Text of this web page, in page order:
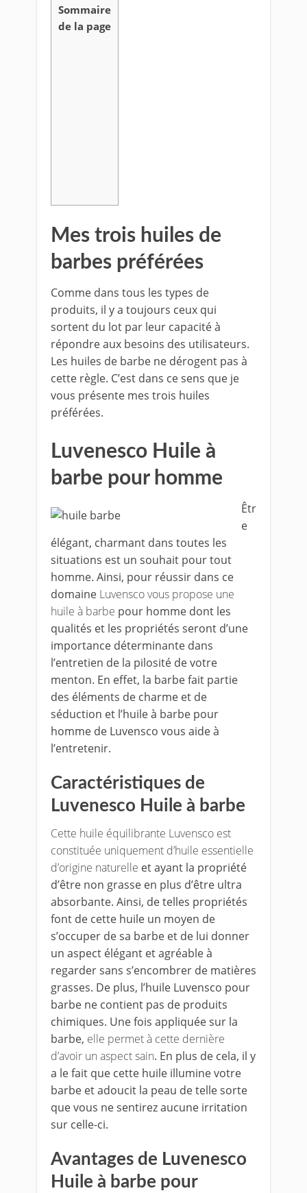
Sommaire
de la page
Mes trois huiles de
barbes préférées
Comme dans tous les types de
produits, il y a toujours ceux qui
sortent du lot par leur capacité à
répondre aux besoins des utilisateurs.
Les huiles de barbe ne dérogent pas à
cette règle. C’est dans ce sens que je
vous présente mes trois huiles
préférées.
Luvenesco Huile à
barbe pour homme
Êtr
e
élégant, charmant dans toutes les
situations est un souhait pour tout
homme. Ainsi, pour réussir dans ce
domaine Luvensco vous propose une
huile à barbe pour homme dont les
qualités et les propriétés seront d’une
importance déterminante dans
l’entretien de la pilosité de votre
menton. En effet, la barbe fait partie
des éléments de charme et de
séduction et l’huile à barbe pour
homme de Luvensco vous aide à
l’entretenir.
Caractéristiques de
Luvenesco Huile à barbe
Cette huile équilibrante Luvensco est
constituée uniquement d’huile essentielle
d’origine naturelle et ayant la propriété
d’être non grasse en plus d’être ultra
absorbante. Ainsi, de telles propriétés
font de cette huile un moyen de
s’occuper de sa barbe et de lui donner
un aspect élégant et agréable à
regarder sans s’encombrer de matières
grasses. De plus, l’huile Luvensco pour
barbe ne contient pas de produits
chimiques. Une fois appliquée sur la
barbe, elle permet à cette dernière
d’avoir un aspect sain. En plus de cela, il y
a le fait que cette huile illumine votre
barbe et adoucit la peau de telle sorte
que vous ne sentirez aucune irritation
sur celle-ci.
Avantages de Luvenesco
Huile à barbe pour